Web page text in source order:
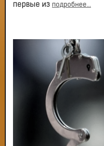
первые из подробнее...